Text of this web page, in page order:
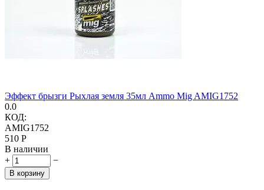
Эффект брызги Рыхлая земля 35мл Ammo Mig AMIG1752
0.0
КОД:
AMIG1752
‍510‍ Р
В наличии
+
−
В корзину